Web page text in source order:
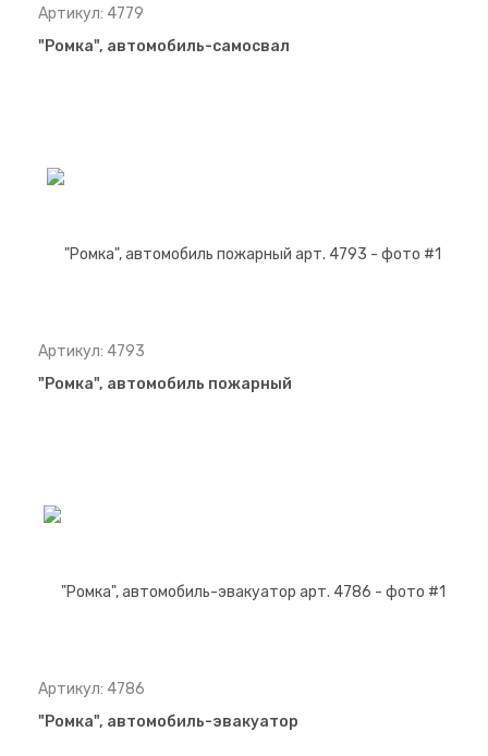
Артикул: 4779
"Ромка", автомобиль-самосвал
Артикул: 4793
"Ромка", автомобиль пожарный
Артикул: 4786
"Ромка", автомобиль-эвакуатор